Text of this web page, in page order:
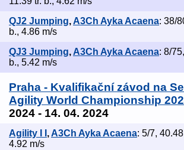
QJ2 Jumping,A3Ch Ayka Acaena: 38/
b., 4.86 m/s
QJ3 Jumping, A3Ch Ayka Acaena: 8/
b., 5.42 m/s
Praha - Kvalifikační závod na
Agility World Championship
2024 - 14. 04. 2024
Agility I I ,A3Ch Ayka Acaena: 5/7,
4.92 m/s